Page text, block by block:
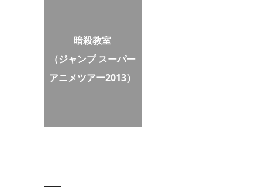
暗殺教室
（ジャンプ スーパー
アニメツアー2013）